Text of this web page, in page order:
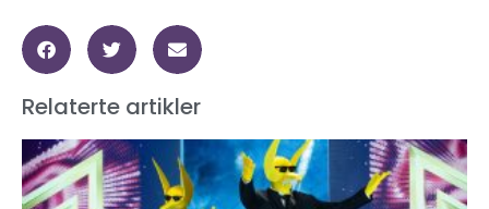
Relaterte artikler